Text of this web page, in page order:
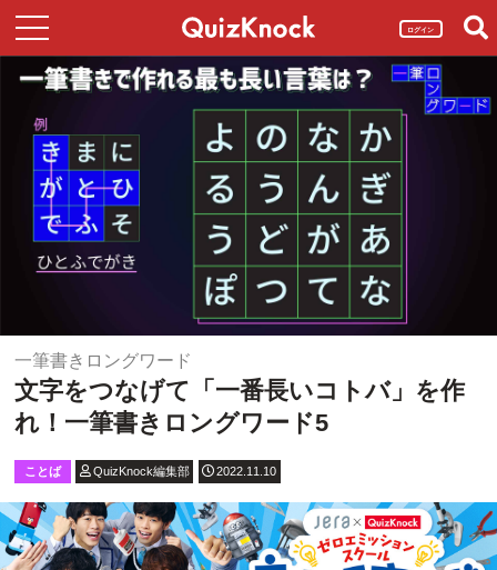
ログイン
一筆書きロングワード
文字をつなげて「一番長いコトバ」を作
れ！一筆書きロングワード5
ことば QuizKnock編集部 2022.11.10